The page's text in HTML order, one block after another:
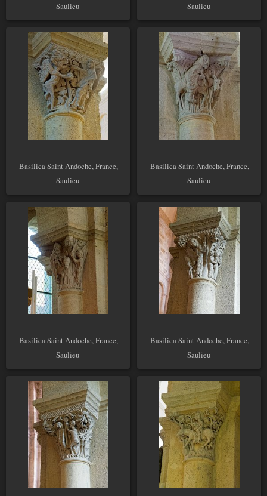
Saulieu
Saulieu
Basilica Saint Andoche, France,
Saulieu
Basilica Saint Andoche, France,
Saulieu
Basilica Saint Andoche, France,
Saulieu
Basilica Saint Andoche, France,
Saulieu